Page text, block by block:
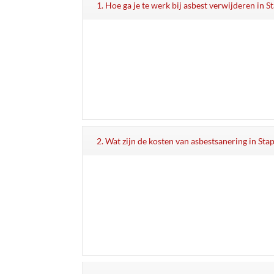
1. Hoe ga je te werk bij asbest verwijderen in
2. Wat zijn de kosten van asbestsanering in